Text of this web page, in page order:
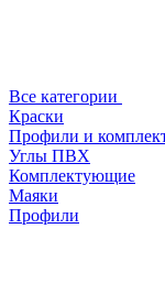
Все категории
Краски
Профили и
Углы ПВХ
Комплектующие
Маяки
Профили